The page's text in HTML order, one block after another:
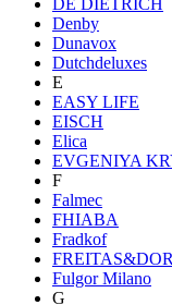
Denby
Dunavox
Dutchdeluxes
E
EASY LIFE
EISCH
Elica
EVGENIYA
F
Falmec
FHIABA
Fradkof
Fulgor Milano
G